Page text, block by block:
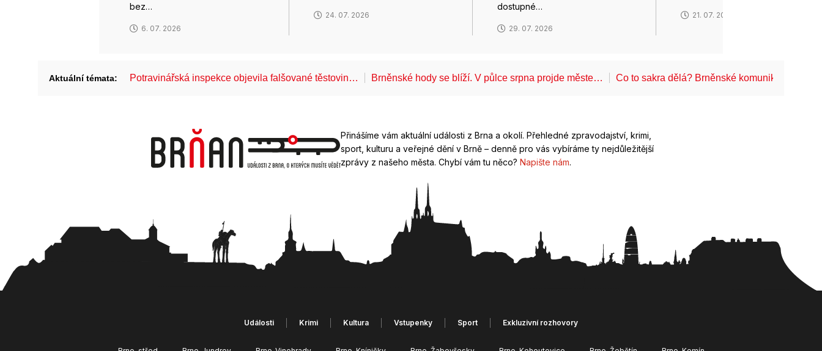
bez…
6. 07. 2026
24. 07. 2026
dostupné…
29. 07. 2026
21. 07. 2026
Aktuální témata: Potravinářská inspekce objevila falšované těstovin… Brněnské hody se blíží. V půlce srpna projde měste… Co to sakra dělá? Brněnské komunikace
Přinášíme vám aktuální události z Brna a okolí. Přehledné zpravodajství, krimi,
sport, kulturu a veřejné dění v Brně – denně pro vás vybíráme ty nejdůležitější
zprávy z našeho města. Chybí vám tu něco? Napište nám.
Události Krimi Kultura Vstupenky Sport Exkluzivní rozhovory